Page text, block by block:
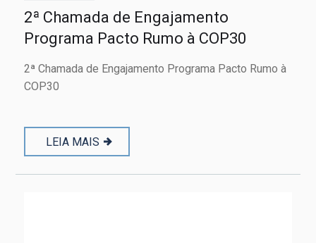
2ª Chamada de Engajamento
Programa Pacto Rumo à COP30
2ª Chamada de Engajamento Programa Pacto Rumo à
COP30
LEIA MAIS